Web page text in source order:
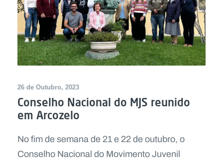
26 de Outubro, 2023
Conselho Nacional do MJS reunido
em Arcozelo
No fim de semana de 21 e 22 de outubro, o
Conselho Nacional do Movimento Juvenil